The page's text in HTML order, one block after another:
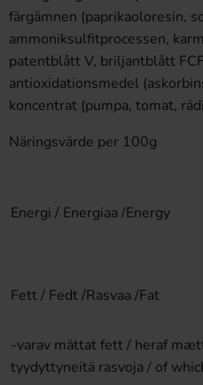
färgämnen (paprikaoloresin,
ammoniksulfitprocessen,
patentblått V, briljantblått
antioxidationsmedel
koncentrat (pumpa, tomat,
Näringsvärde per 100g
Energi / Energiaa /Energy
Fett / Fedt /Rasvaa /Fat
-varav mättat fett / heraf
tyydyttyneitä rasvoja / of